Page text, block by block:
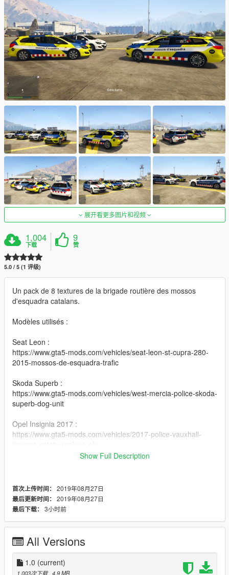
展开看更多图片和视频
1,004
下载
9
赞
5.0 / 5 (1 评级)
Un pack de 8 textures de la brigade routière des mossos
d'esquadra catalans.
Modèles utilisés :
Seat Leon :
https://www.gta5-mods.com/vehicles/seat-leon-st-cupra-280-
2015-mossos-de-esquadra-trafic
Skoda Superb :
https://www.gta5-mods.com/vehicles/west-mercia-police-skoda-
superb-dog-unit
Opel Insignia 2017 :
https://www.gta5-mods.com/vehicles/2017-police-vauxhall-
vauxhall-astra
Show Full Description
首次上传时间： 2019年08月27日
最后更新时间： 2019年08月27日
最后下载： 3小时前
All Versions
1.0 (current)
1,003次下载 , 4.9 MB